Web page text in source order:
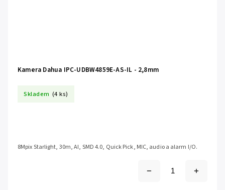
Kamera Dahua IPC-UDBW4859E-AS-IL - 2,8mm
Skladem (4 ks)
8Mpix Starlight, 30m, AI, SMD 4.0, Quick Pick, MIC, audio a alarm I/O.